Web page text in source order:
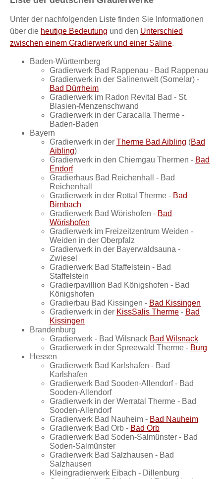
Unter der nachfolgenden Liste finden Sie Informationen
über die heutige Bedeutung und den Unterschied
zwischen einem Gradierwerk und einer Saline.
Baden-Württemberg
Gradierwerk Bad Rappenau - Bad Rappenau
Gradierwerk in der Salinenwelt (Somelar) -
Bad Dürrheim
Gradierwerk im Radon Revital Bad - St.
Blasien-Menzenschwand
Gradierwerk in der Caracalla Therme -
Baden-Baden
Bayern
Gradierwerk in der Therme Bad Aibling (Bad
Aibling)
Gradierwerk in den Chiemgau Thermen - Bad
Endorf
Gradierhaus Bad Reichenhall - Bad
Reichenhall
Gradierwerk in der Rottal Therme - Bad
Birnbach
Gradierwerk Bad Wörishofen - Bad
Wörishofen
Gradierwerk im Freizeitzentrum Weiden -
Weiden in der Oberpfalz
Gradierwerk in der Bayerwaldsauna -
Zwiesel
Gradierwerk Bad Staffelstein - Bad
Staffelstein
Gradierpavillion Bad Königshofen - Bad
Königshofen
Gradierbau Bad Kissingen - Bad Kissingen
Gradierwerk in der KissSalis Therme - Bad
Kissingen
Brandenburg
Gradierwerk - Bad Wilsnack Bad Wilsnack
Gradierwerk in der Spreewald Therme - Burg
Hessen
Gradierwerk Bad Karlshafen - Bad
Karlshafen
Gradierwerk Bad Sooden-Allendorf - Bad
Sooden-Allendorf
Gradierwerk in der Werratal Therme - Bad
Sooden-Allendorf
Gradierwerk Bad Nauheim - Bad Nauheim
Gradierwerk Bad Orb - Bad Orb
Gradierwerk Bad Soden-Salmünster - Bad
Soden-Salmünster
Gradierwerk Bad Salzhausen - Bad
Salzhausen
Kleingradierwerk Eibach - Dillenburg